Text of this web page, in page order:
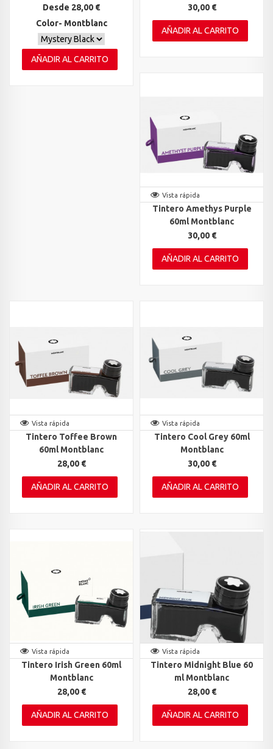
Desde 28,00 €
Color- Montblanc
AÑADIR AL CARRITO
30,00 €
AÑADIR AL CARRITO
Vista rápida
Tintero Amethys Purple
60ml Montblanc
30,00 €
AÑADIR AL CARRITO
Vista rápida
Tintero Toffee Brown
60ml Montblanc
28,00 €
AÑADIR AL CARRITO
Vista rápida
Tintero Cool Grey 60ml
Montblanc
30,00 €
AÑADIR AL CARRITO
Vista rápida
Tintero Irish Green 60ml
Montblanc
28,00 €
AÑADIR AL CARRITO
Vista rápida
Tintero Midnight Blue 60
ml Montblanc
28,00 €
AÑADIR AL CARRITO